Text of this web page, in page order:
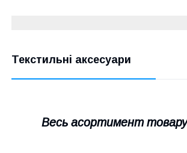
Текстильні аксесуари
Весь асортимент